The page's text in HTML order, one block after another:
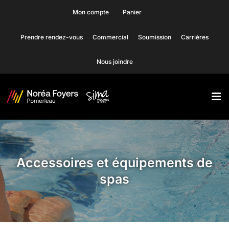
content
Mon compte Panier
Prendre rendez-vous Commercial Soumission Carrières
Nous joindre
Accessoires et équipements de
spas